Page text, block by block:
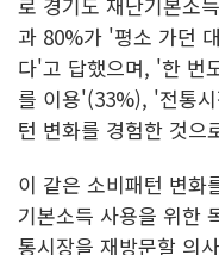
과 80%가 '평소 가던
다'고 답했으며, '한 번
를 이용'(33%), '전통
턴 변화를 경험한 것으
이 같은 소비패턴 변화
기본소득 사용을 위한
통시장을 재방문할 의